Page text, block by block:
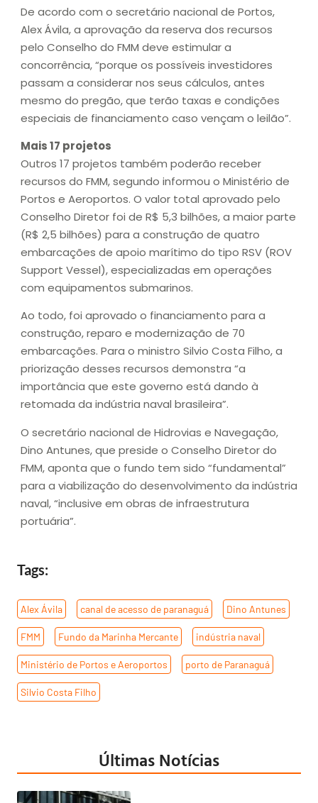
De acordo com o secretário nacional de Portos,
Alex Ávila, a aprovação da reserva dos recursos
pelo Conselho do FMM deve estimular a
concorrência, “porque os possíveis investidores
passam a considerar nos seus cálculos, antes
mesmo do pregão, que terão taxas e condições
especiais de financiamento caso vençam o leilão”.
Mais 17 projetos
Outros 17 projetos também poderão receber
recursos do FMM, segundo informou o Ministério de
Portos e Aeroportos. O valor total aprovado pelo
Conselho Diretor foi de R$ 5,3 bilhões, a maior parte
(R$ 2,5 bilhões) para a construção de quatro
embarcações de apoio marítimo do tipo RSV (ROV
Support Vessel), especializadas em operações
com equipamentos submarinos.
Ao todo, foi aprovado o financiamento para a
construção, reparo e modernização de 70
embarcações. Para o ministro Silvio Costa Filho, a
priorização desses recursos demonstra “a
importância que este governo está dando à
retomada da indústria naval brasileira”.
O secretário nacional de Hidrovias e Navegação,
Dino Antunes, que preside o Conselho Diretor do
FMM, aponta que o fundo tem sido “fundamental”
para a viabilização do desenvolvimento da indústria
naval, “inclusive em obras de infraestrutura
portuária”.
Tags:
Alex Ávila canal de acesso de paranaguá Dino Antunes
FMM Fundo da Marinha Mercante indústria naval
Ministério de Portos e Aeroportos porto de Paranaguá
Silvio Costa Filho
Últimas Notícias